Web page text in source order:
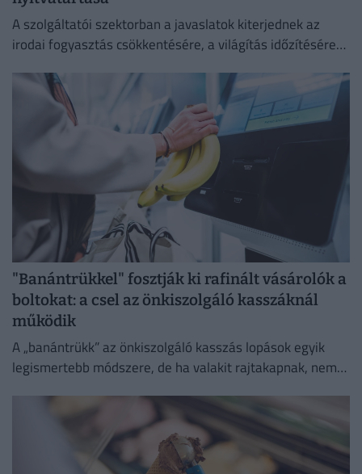
A szolgáltatói szektorban a javaslatok kiterjednek az
irodai fogyasztás csökkentésére, a világítás időzítésére
"Banántrükkel" fosztják ki rafinált vásárolók a
boltokat: a csel az önkiszolgáló kasszáknál
működik
A „banántrükk” az önkiszolgáló kasszás lopások egyik
legismertebb módszere, de ha valakit rajtakapnak, nem